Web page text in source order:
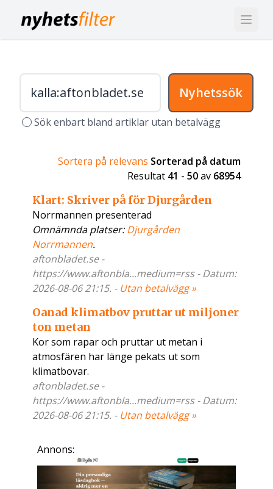
Nyhetssök
Sök enbart bland artiklar utan betalvägg
Sortera på relevans Sorterad på datum
Resultat 41 - 50av 68954
Klart: Skriver på för Djurgården
Norrmannen presenterad
Omnämnda platser:Djurgården
Norrmannen.
aftonbladet.se -
https://www.aftonbla...medium=rss - Datum:
2026-08-06 21:15. - Utan betalvägg »
Oanad klimatbov pruttar ut miljoner
ton metan
Kor som rapar och pruttar ut metan i
atmosfären har länge pekats ut som
klimatbovar.
aftonbladet.se -
https://www.aftonbla...medium=rss - Datum:
2026-08-06 21:15. - Utan betalvägg »
Annons: